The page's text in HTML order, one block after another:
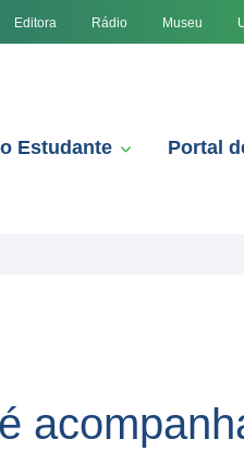
Editora Rádio Museu
Estudante Portal